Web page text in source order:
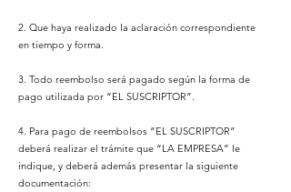
2. Que haya realizado la aclaración correspondiente
en tiempo y forma.
3. Todo reembolso será pagado según la forma de
pago utilizada por “EL SUSCRIPTOR”.
4. Para pago de reembolsos “EL SUSCRIPTOR”
deberá realizar el trámite que “LA EMPRESA” le
indique, y deberá además presentar la siguiente
documentación: